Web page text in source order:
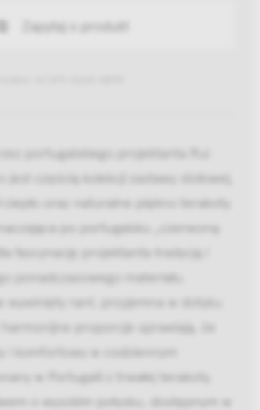
Zapytaj o produkt
portugalskiego projektanta Rui
jest częścią kolekcji zastawy stołowej,
oraz naturalne piękno terakoty.
po portugalsku „czerwoną
fascynację projektanta tradycją i
ponadczasowego materiału.
wywinięty rant, przyjemna w dotyku
proporcje sprawiają, że
i komfortowy w codziennym
w Portugalii z trwałej terakoty,
o wysokim połysku, dostępnym w